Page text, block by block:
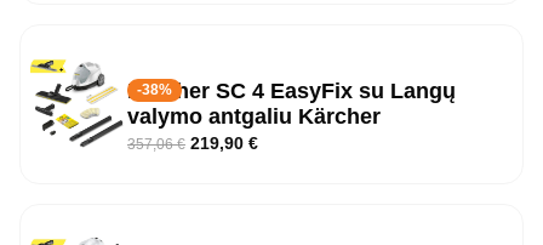
-38%
Kärcher SC 4 EasyFix su Langų
valymo antgaliu Kärcher
357,06€ 219,90 €